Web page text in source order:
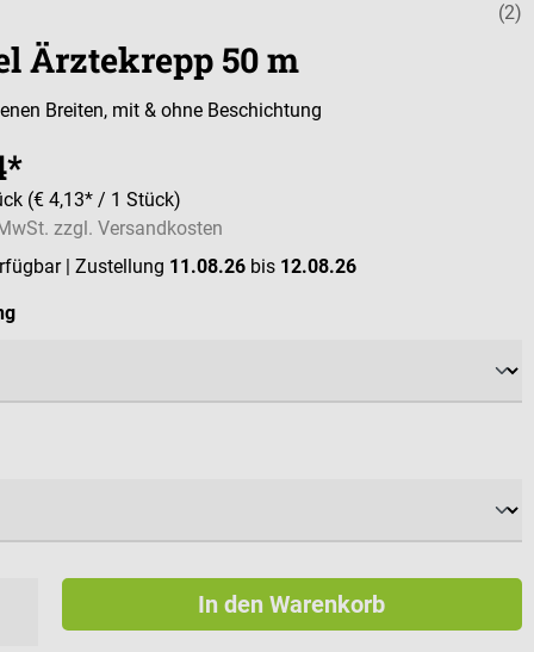
(2)
Ärztekrepp 50 m
Breiten, mit & ohne Beschichtung
(€ 4,13* / 1 Stück)
zzgl. Versandkosten
| Zustellung 11.08.26 bis 12.08.26
auswählen
In den Warenkorb